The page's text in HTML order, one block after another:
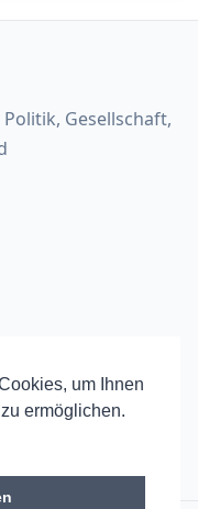
um Ihnen
ermöglichen.
Gesellschaft,